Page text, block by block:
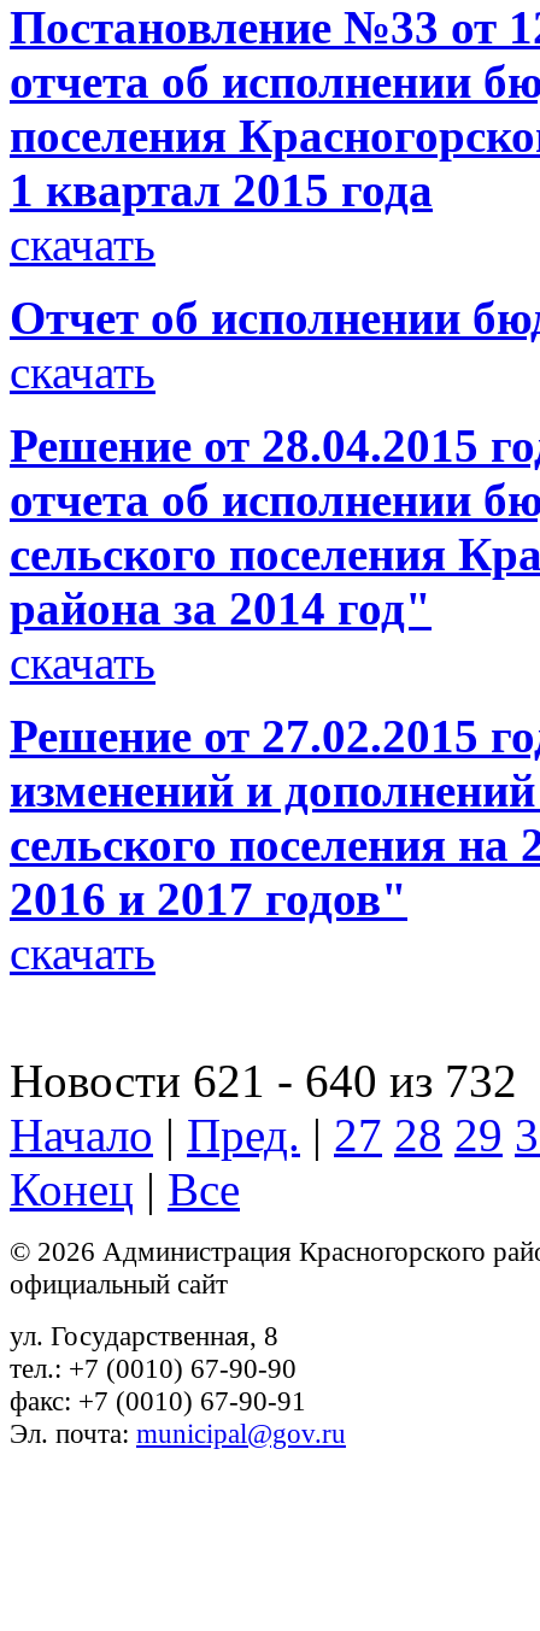
Постановление №33 от
отчета об исполнении
поселения
1 квартал 2015 года
скачать
Отчет об исполнении
скачать
Решение от 28.04.2015
отчета об исполнении
сельского поселения
района за 2014 год"
скачать
Решение от 27.02.2015
изменений и
сельского поселения
2016 и 2017 годов"
скачать
Новости 621 - 640 из 732
Начало | Пред. | 27 28 29
Конец | Все
© 2026 Администрация Красногорского
официальный сайт
ул. Государственная, 8
тел.: +7 (0010) 67-90-90
факс: +7 (0010) 67-90-91
Эл. почта: municipal@gov.ru